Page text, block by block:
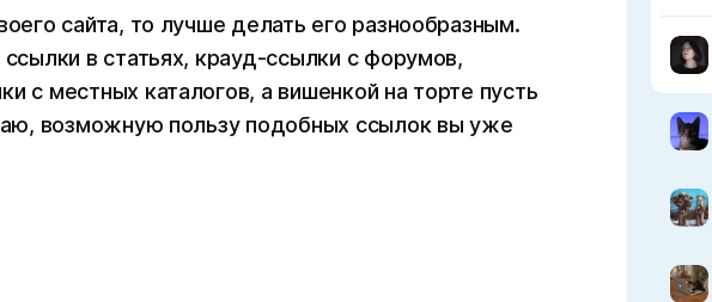
сайта, то лучше делать его разнообразным.
в статьях, крауд-ссылки с форумов,
с местных каталогов, а вишенкой на торте пусть
возможную пользу подобных ссылок вы уже